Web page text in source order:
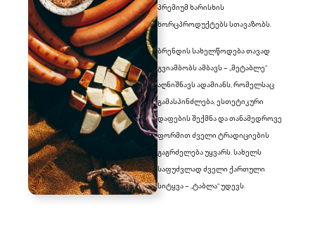
პრემიუმ ხარისხის
ხორცპროდუქტებს სთავაზობს.
ბრენდის სახელწოდება თავად
გვიამბობს ამბავს – „მეტაბლე“
აღნიშნავს ადამიანს, რომელსაც
გამასპინძლება, ესთეტიკური
დაფების შექმნა და თანამედროვე
ფორმით ძველი ტრადიციების
გაგრძელება უყვარს. სახელს
საფუძვლად ძველი ქართული
სიტყვა – „ტაბლა“ უდევს.